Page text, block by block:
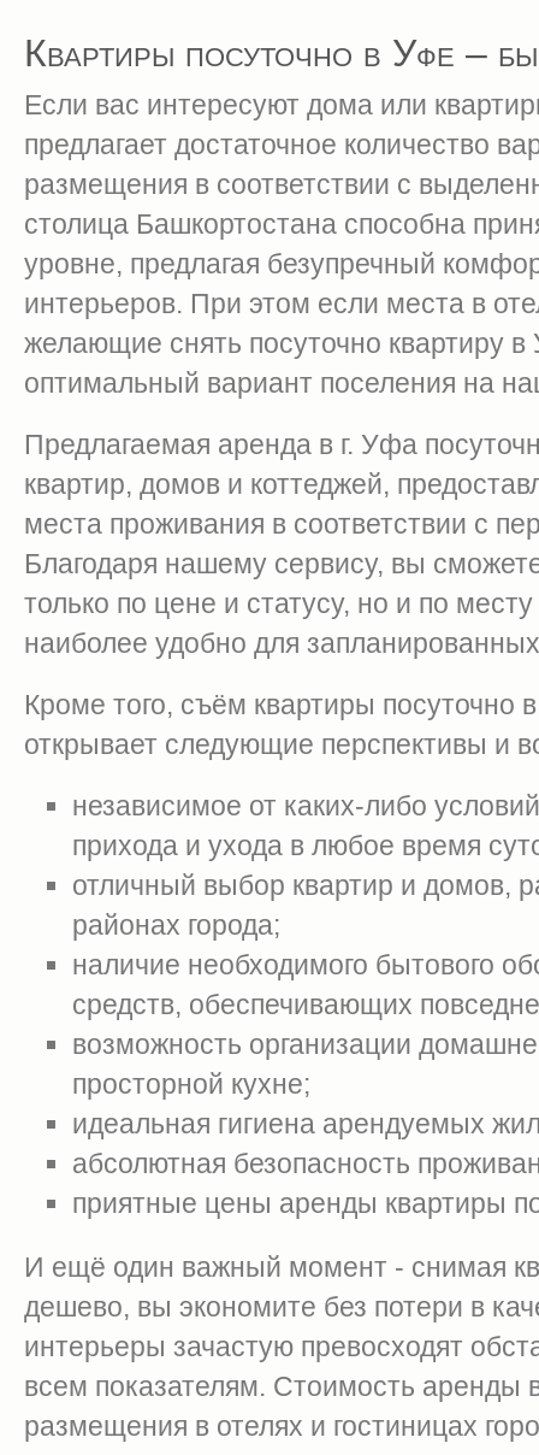
Квартиры посуточно в Уфе –
Если вас интересуют дома или
предлагает достаточное количество
размещения в соответствии с
столица Башкортостана способна
уровне, предлагая безупречный
интерьеров. При этом если места в
желающие снять посуточно квартиру в
оптимальный вариант поселения на
Предлагаемая аренда в г. Уфа
квартир, домов и коттеджей,
места проживания в соответствии с
Благодаря нашему сервису, вы
только по цене и статусу, но и по
наиболее удобно для
Кроме того, съём квартиры посуточно
открывает следующие перспективы и
независимое от каких-либо
прихода и ухода в любое время
отличный выбор квартир и домов,
районах города;
наличие необходимого бытового
средств, обеспечивающих
возможность организации
просторной кухне;
идеальная гигиена арендуемых
абсолютная безопасность
приятные цены аренды квартиры
И ещё один важный момент - снимая
дешево, вы экономите без потери в
интерьеры зачастую превосходят
всем показателям. Стоимость аренды
размещения в отелях и гостиницах